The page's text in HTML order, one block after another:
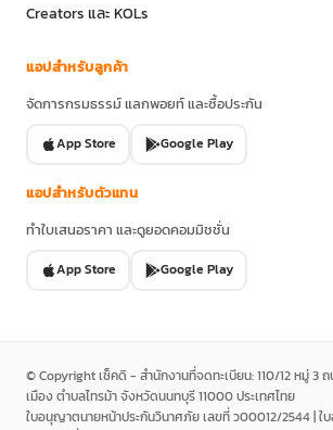
Creators และ KOLs
แอปสำหรับลูกค้า
จัดการกรมธรรม์ แลกพอยท์ และซื้อประกัน
App Store Google Play
แอปสำหรับตัวแทน
ทำใบเสนอราคา และดูยอดคอมมิชชั่น
App Store Google Play
© Copyright เช็คดิ - สำนักงานที่จดทะเบียน: 110/12 หมู่ 3
เมือง ตำบลไทรม้า จังหวัดนนทบุรี 11000 ประเทศไทย
ใบอนุญาตนายหน้าประกันวินาศภัย เลขที่ ว00012/2544 | ใ